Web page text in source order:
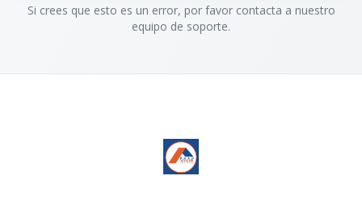
Si crees que esto es un error, por favor contacta a nuestro
equipo de soporte.